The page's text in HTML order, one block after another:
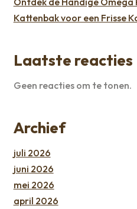
Kattenbak voor een Frisse
Laatste reacties
Geen reacties om te tonen.
Archief
juli 2026
juni 2026
mei 2026
april 2026